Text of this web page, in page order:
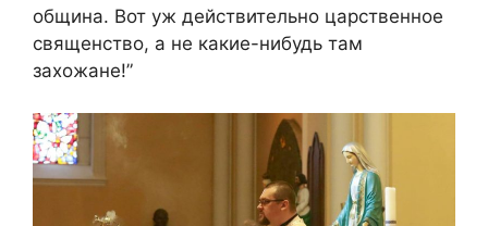
община. Вот уж действительно царственное
священство, а не какие-нибудь там
захожане!”